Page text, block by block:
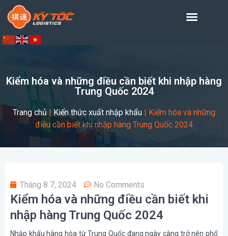
Kiểm hóa và những điều cần biết khi nhập hàng
Trung Quốc 2024
Trang chủ | Kiến thức xuất nhập khẩu | Kiểm hóa và những
điều cần biết khi nhập hàng Trung Quốc 2024
Tháng 8 7, 2024 No Comments
Kiểm hóa và những điều cần biết khi
nhập hàng Trung Quốc 2024
Nhập khẩu hàng hóa từ Trung Quốc đang ngày càng trở nên phổ